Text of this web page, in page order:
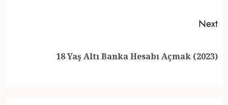
Next
18 Yaş Altı Banka Hesabı Açmak (2023)